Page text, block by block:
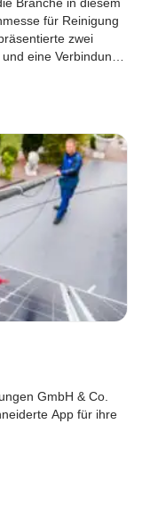
für Reinigung
zwei
eine Verbindung
GmbH & Co.
App für ihre